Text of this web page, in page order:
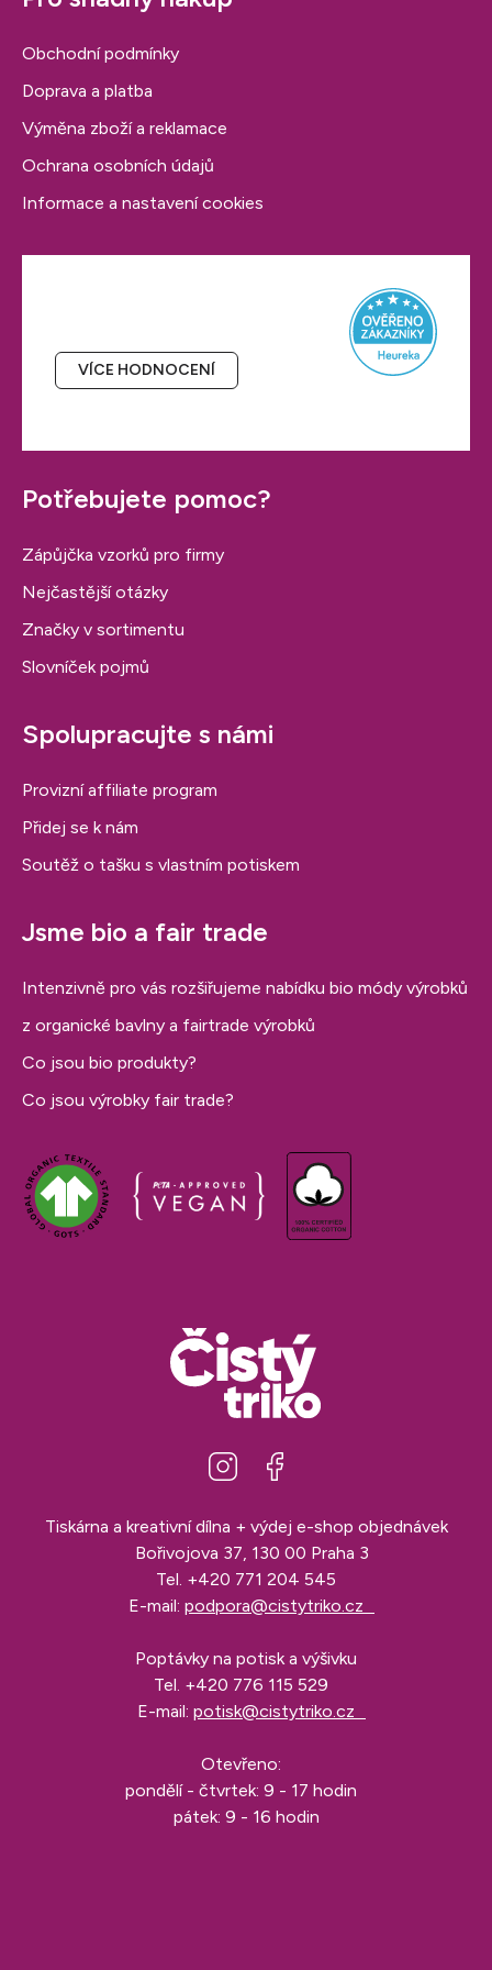
VÍCE HODNOCENÍ
Obchodní podmínky
Doprava a platba
Výměna zboží a reklamace
Ochrana osobních údajů
Informace a nastavení cookies
Potřebujete pomoc?
Zápůjčka vzorků pro firmy
Nejčastější otázky
Značky v sortimentu
Slovníček pojmů
Spolupracujte s námi
Provizní affiliate program
Přidej se k nám
Soutěž o tašku s vlastním potiskem
Jsme bio a fair trade
Intenzivně pro vás rozšiřujeme nabídku bio módy výrobků
z organické bavlny a fairtrade výrobků
Co jsou bio produkty?
Co jsou výrobky fair trade?
Tiskárna a kreativní dílna + výdej e-shop objednávek
Bořivojova 37, 130 00 Praha 3
Tel. +420 771 204 545
E-mail: podpora@cistytriko.cz
Poptávky na potisk a výšivku
Tel. +420 776 115 529
E-mail: potisk@cistytriko.cz
Otevřeno:
pondělí - čtvrtek: 9 - 17 hodin
pátek: 9 - 16 hodin